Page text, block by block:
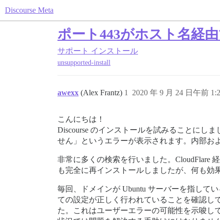
Discourse Meta
ポート443がホスト名経
サポート インストール
unsupported-install
awexx (Alex Frantz) 2020 年 9 月 24 日午前
1
こんにちは！
Discourse のインストールを試みることにし
せん」というエラーが表示されます。内部お
非常に多くの検索を行いました。CloudFlare
も完全に再インストールしましたが、何も効
毎回、ドメインが Ubuntu サーバーを指して
ての設定が正しく行われていることを確認し
た。これはユーザーエラーの可能性を示唆